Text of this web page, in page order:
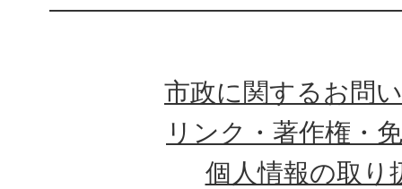
市政に関するお問
リンク・著作権・
個人情報の取り